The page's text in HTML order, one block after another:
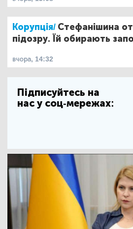
Корупція/ Стефанішина
підозру. Їй обирають
вчора, 14:32
Підписуйтесь на
нас у соц-мережах: